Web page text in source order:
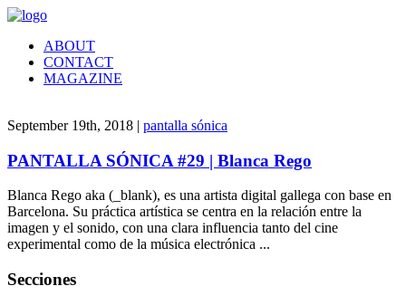
ABOUT
CONTACT
MAGAZINE
September 19th, 2018 | pantalla sónica
PANTALLA SÓNICA #29 | Blanca Rego
Blanca Rego aka (_blank), es una artista digital gallega con base en
Barcelona. Su práctica artística se centra en la relación entre la
imagen y el sonido, con una clara influencia tanto del cine
experimental como de la música electrónica ...
Secciones